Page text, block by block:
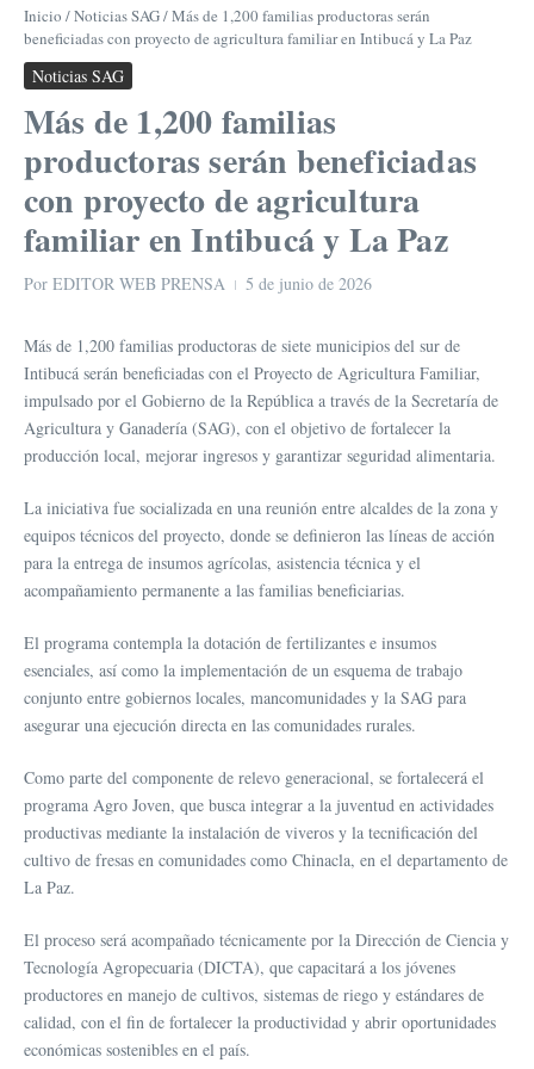
Inicio /Noticias SAG/Más de 1,200 familias productoras serán
beneficiadas con proyecto de agricultura familiar en Intibucá y La Paz
Noticias SAG
Más de 1,200 familias
productoras serán beneficiadas
con proyecto de agricultura
familiar en Intibucá y La Paz
Por EDITOR WEB PRENSA 5 de junio de 2026
Más de 1,200 familias productoras de siete municipios del sur de
Intibucá serán beneficiadas con el Proyecto de Agricultura Familiar,
impulsado por el Gobierno de la República a través de la Secretaría de
Agricultura y Ganadería (SAG), con el objetivo de fortalecer la
producción local, mejorar ingresos y garantizar seguridad alimentaria.
La iniciativa fue socializada en una reunión entre alcaldes de la zona y
equipos técnicos del proyecto, donde se definieron las líneas de acción
para la entrega de insumos agrícolas, asistencia técnica y el
acompañamiento permanente a las familias beneficiarias.
El programa contempla la dotación de fertilizantes e insumos
esenciales, así como la implementación de un esquema de trabajo
conjunto entre gobiernos locales, mancomunidades y la SAG para
asegurar una ejecución directa en las comunidades rurales.
Como parte del componente de relevo generacional, se fortalecerá el
programa Agro Joven, que busca integrar a la juventud en actividades
productivas mediante la instalación de viveros y la tecnificación del
cultivo de fresas en comunidades como Chinacla, en el departamento de
La Paz.
El proceso será acompañado técnicamente por la Dirección de Ciencia y
Tecnología Agropecuaria (DICTA), que capacitará a los jóvenes
productores en manejo de cultivos, sistemas de riego y estándares de
calidad, con el fin de fortalecer la productividad y abrir oportunidades
económicas sostenibles en el país.